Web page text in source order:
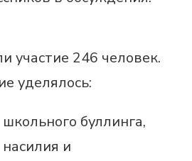
участие 246 человек.
уделялось:
буллинга,
и